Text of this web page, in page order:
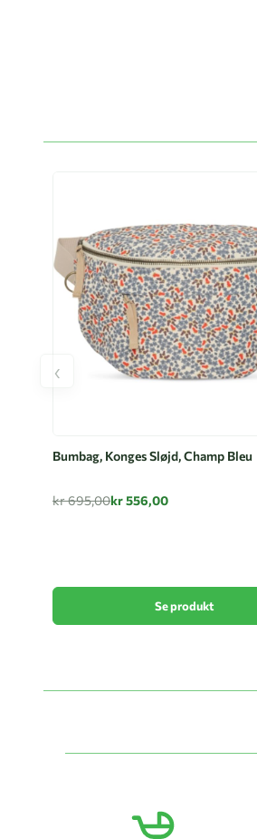
Bumbag, Konges Sløjd, Champ Bleu
kr 695,00kr 556,00
Se produkt
‹